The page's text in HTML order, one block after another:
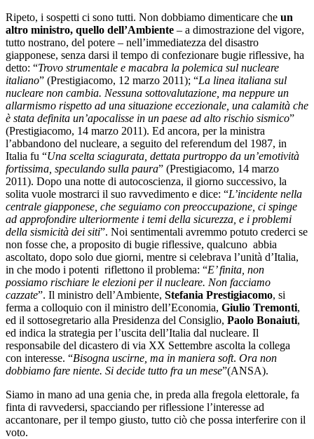
Ripeto, i sospetti ci sono tutti. Non dobbiamo dimenticare che un
altro ministro, quello dell’Ambiente – a dimostrazione del vigore,
tutto nostrano, del potere – nell’immediatezza del disastro
giapponese, senza darsi il tempo di confezionare bugie riflessive, ha
detto: “Trovo strumentale e macabra la polemica sul nucleare
italiano” (Prestigiacomo, 12 marzo 2011); “La linea italiana sul
nucleare non cambia. Nessuna sottovalutazione, ma neppure un
allarmismo rispetto ad una situazione eccezionale, una calamità che
è stata definita un’apocalisse in un paese ad alto rischio sismico”
(Prestigiacomo, 14 marzo 2011). Ed ancora, per la ministra
l’abbandono del nucleare, a seguito del referendum del 1987, in
Italia fu “Una scelta sciagurata, dettata purtroppo da un’emotività
fortissima, speculando sulla paura” (Prestigiacomo, 14 marzo
2011). Dopo una notte di autocoscienza, il giorno successivo, la
solita vuole mostrarci il suo ravvedimento e dice: “L’incidente nella
centrale giapponese, che seguiamo con preoccupazione, ci spinge
ad approfondire ulteriormente i temi della sicurezza, e i problemi
della sismicità dei siti”. Noi sentimentali avremmo potuto crederci se
non fosse che, a proposito di bugie riflessive, qualcuno abbia
ascoltato, dopo solo due giorni, mentre si celebrava l’unità d’Italia,
in che modo i potenti riflettono il problema: “E’ finita, non
possiamo rischiare le elezioni per il nucleare. Non facciamo
cazzate”. Il ministro dell’Ambiente, Stefania Prestigiacomo, si
ferma a colloquio con il ministro dell’Economia, Giulio Tremonti,
ed il sottosegretario alla Presidenza del Consiglio, Paolo Bonaiuti,
ed indica la strategia per l’uscita dell’Italia dal nucleare. Il
responsabile del dicastero di via XX Settembre ascolta la collega
con interesse. “Bisogna uscirne, ma in maniera soft. Ora non
dobbiamo fare niente. Si decide tutto fra un mese”(ANSA).
Siamo in mano ad una genia che, in preda alla fregola elettorale, fa
finta di ravvedersi, spacciando per riflessione l’interesse ad
accantonare, per il tempo giusto, tutto ciò che possa interferire con il
voto.